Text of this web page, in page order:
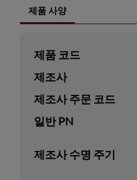
제품 사양
제품 코드
제조사
제조사 주문 코드
일반 PN
제조사 수명 주기